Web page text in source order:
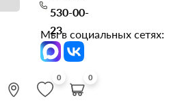
530-00-
23
Мы в социальных сетях:
0 0